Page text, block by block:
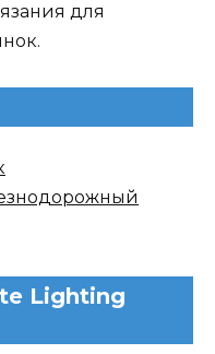
для
Lighting